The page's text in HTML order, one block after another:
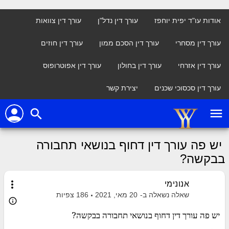
אודות עו"ד יפית יוחפז עורך דין נדל"ן עורך דין צוואות
עורך דין מסחרי עורך דין הסכם ממון עורך דין חוזים
עורך דין אזרחי עורך דין בחולון עורך דין אפוטרופוס
עורך דין סכסוכי שכנים יצירת קשר
menu
search
person
יש פה עורך דין דחוף בנושאי תחבורה
בבקשה?
more_vert אנונימי
שאלה נשאלה ב- 20 מאי, 2021 186 צפיות
info_outline
יש פה עורך דין דחוף בנושאי תחבורה בבקשה?